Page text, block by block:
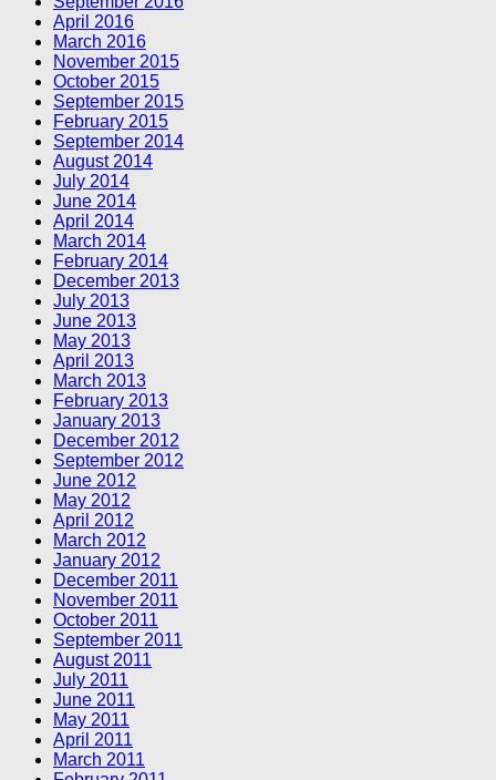
April 2016
March 2016
November 2015
October 2015
September 2015
February 2015
September 2014
August 2014
July 2014
June 2014
April 2014
March 2014
February 2014
December 2013
July 2013
June 2013
May 2013
April 2013
March 2013
February 2013
January 2013
December 2012
September 2012
June 2012
May 2012
April 2012
March 2012
January 2012
December 2011
November 2011
October 2011
September 2011
August 2011
July 2011
June 2011
May 2011
April 2011
March 2011